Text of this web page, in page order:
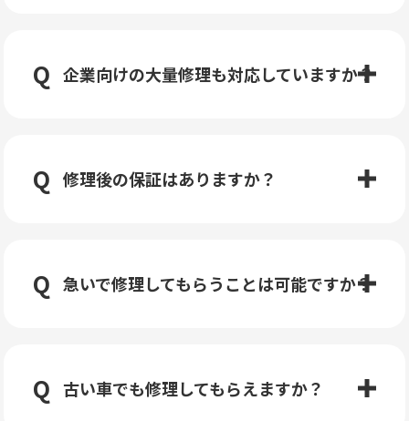
企業向けの大量修理も対応していますか？
修理後の保証はありますか？
急いで修理してもらうことは可能ですか？
古い車でも修理してもらえますか？